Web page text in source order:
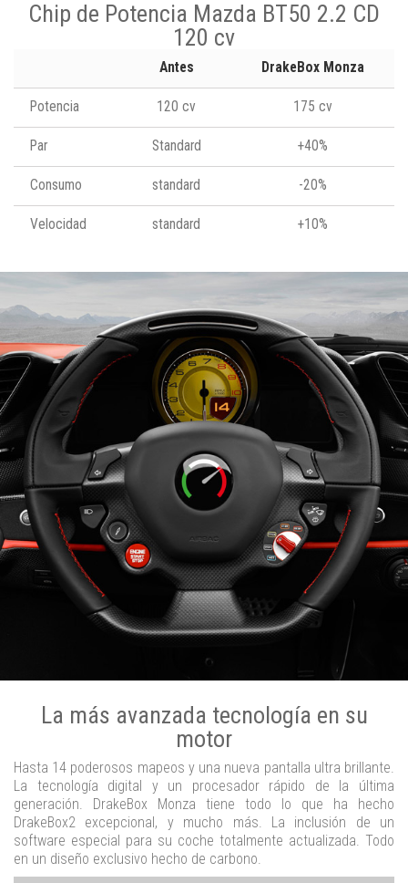
Chip de Potencia Mazda BT50 2.2 CD
120 cv
Antes DrakeBox Monza
Potencia 120 cv 175 cv
Par Standard +40%
Consumo standard -20%
Velocidad standard +10%
La más avanzada tecnología en su
motor
Hasta 14 poderosos mapeos y una nueva pantalla ultra brillante.
La tecnología digital y un procesador rápido de la última
generación. DrakeBox Monza tiene todo lo que ha hecho
DrakeBox2 excepcional, y mucho más. La inclusión de un
software especial para su coche totalmente actualizada. Todo
en un diseño exclusivo hecho de carbono.